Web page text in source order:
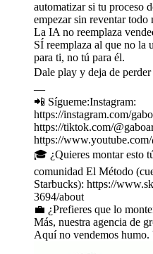
automatizar si tu proceso
empezar sin reventar
La IA no reemplaza
SÍ reemplaza al que no la
para ti, no tú para él.
Dale play y deja de
—
📲 Sígueme:Instagram:
https://instagram.com/
https://tiktok.com/
https://www.youtube.com/
🎓 ¿Quieres montar esto
comunidad El Método
Starbucks): https://
3694/about
💼 ¿Prefieres que lo
Más, nuestra agencia de
Aquí no vendemos humo.